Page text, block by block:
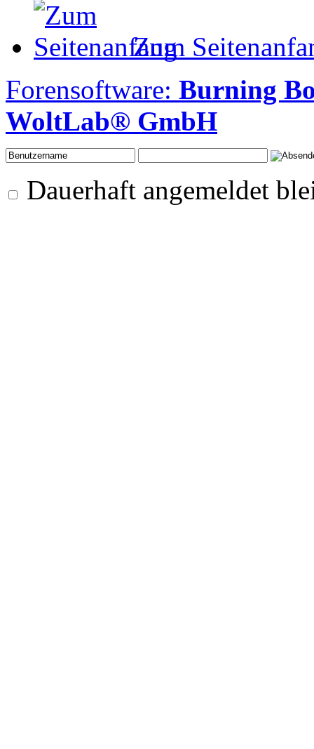
Zum
Forensoftware: Burning
WoltLab® GmbH
Dauerhaft angemeldet